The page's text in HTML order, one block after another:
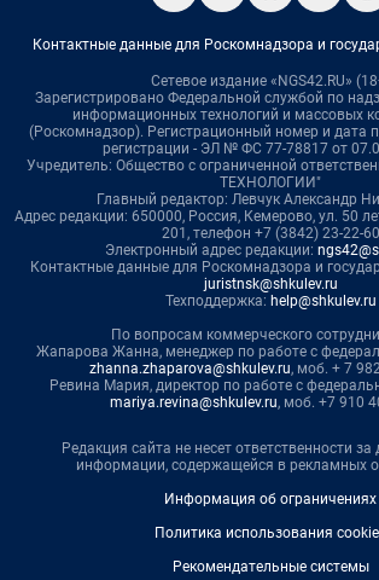
Контактные данные для Роскомнадзора и
Сетевое издание «NGS42.RU»
Зарегистрировано Федеральной службой по
информационных технологий и массовых
(Роскомнадзор). Регистрационный номер и дата
регистрации - ЭЛ № ФС 77-78817 от
Учредитель: Общество с ограниченной
ТЕХНОЛОГИИ"
Главный редактор: Левчук Александр
Адрес редакции: 650000, Россия, Кемерово, ул. 50
201, телефон +7 (3842) 23-22-60
Электронный адрес редакции:
Контактные данные для Роскомнадзора и
juristnsk@shkulev.ru
Техподдержка: help@shkulev.ru
По вопросам коммерческого
Жапарова Жанна, менеджер по работе с
zhanna.zhaparova@shkulev.ru, моб. + 7
Ревина Мария, директор по работе с
mariya.revina@shkulev.ru, моб. +7 910
Редакция сайта не несет ответственности за
информации, содержащейся в рекламных
Информация об ограничениях
Политика использования
Рекомендательные системы